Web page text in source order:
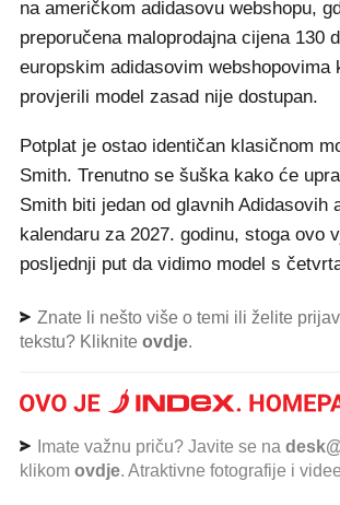
na američkom adidasovu webshopu,
preporučena maloprodajna cijena 130
europskim adidasovim webshopovima
provjerili model zasad nije dostupan.
Potplat je ostao identičan klasičnom
Smith. Trenutno se šuška kako će
Smith biti jedan od glavnih Adidasovih
kalendaru za 2027. godinu, stoga ovo
posljednji put da vidimo model s
Znate li nešto više o temi ili želite
tekstu? Kliknite ovdje.
Imate važnu priču? Javite se na
klikom ovdje. Atraktivne fotografije i